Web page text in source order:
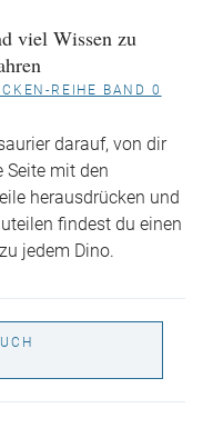
viel Wissen zu
REIHE BAND 0
darauf, von dir
Seite mit den
herausdrücken und
findest du einen
jedem Dino.